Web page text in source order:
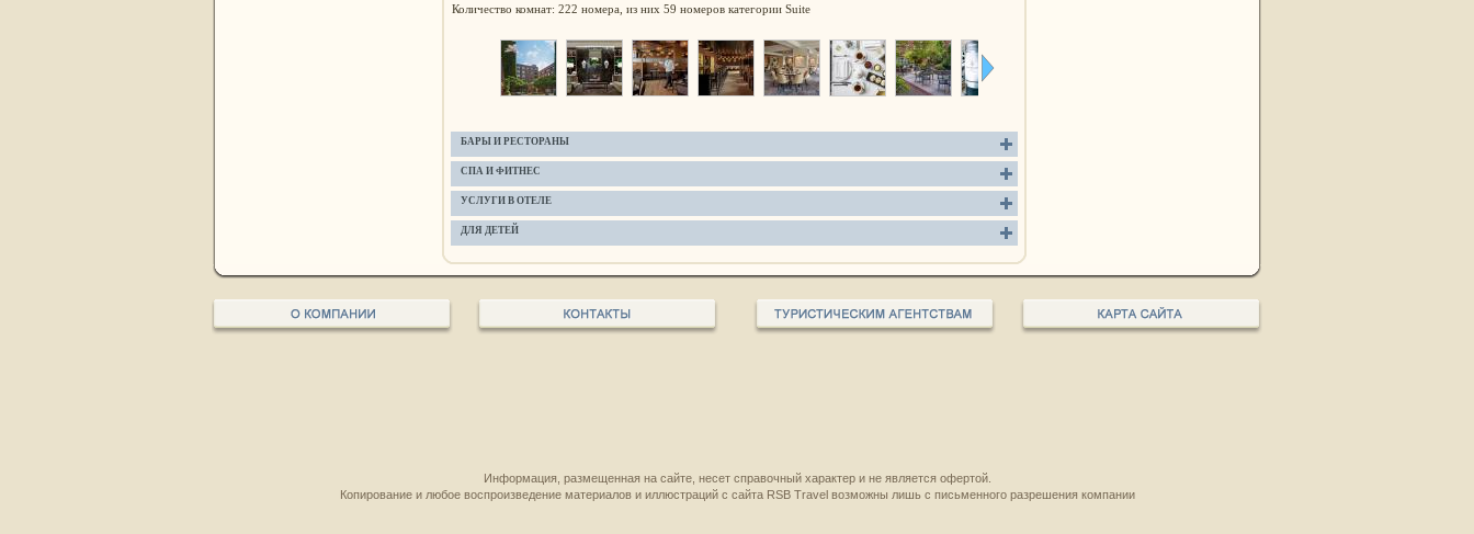
Количество комнат: 222 номера, из них 59 номеров категории Suite
БАРЫ И РЕСТОРАНЫ
СПА И ФИТНЕС
УСЛУГИ В ОТЕЛЕ
ДЛЯ ДЕТЕЙ
Информация, размещенная на сайте, несет справочный характер и не является офертой.
Копирование и любое воспроизведение материалов и иллюстраций с сайта RSB Travel возможны лишь с письменного разрешения компании